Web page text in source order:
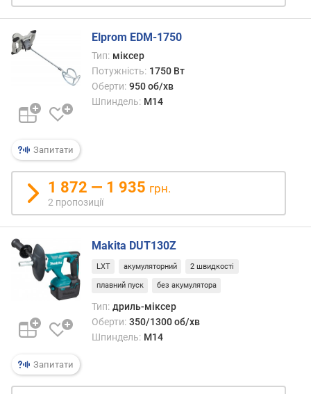
і
л
ь
к
ю
п
о
з
и
ц
й
т
у
н
і
Запитати
Elprom EDM-1750
Тип: міксер
Потужність: 1750 Вт
Оберти: 950 об/хв
Шпиндель: M14
1 872 — 1 935 грн.
2 пропозиції
Запитати
Makita DUT130Z
LXT акумуляторний 2 швидкості
плавний пуск без акумулятора
Тип: дриль-міксер
Оберти: 350/1300 об/хв
Шпиндель: M14